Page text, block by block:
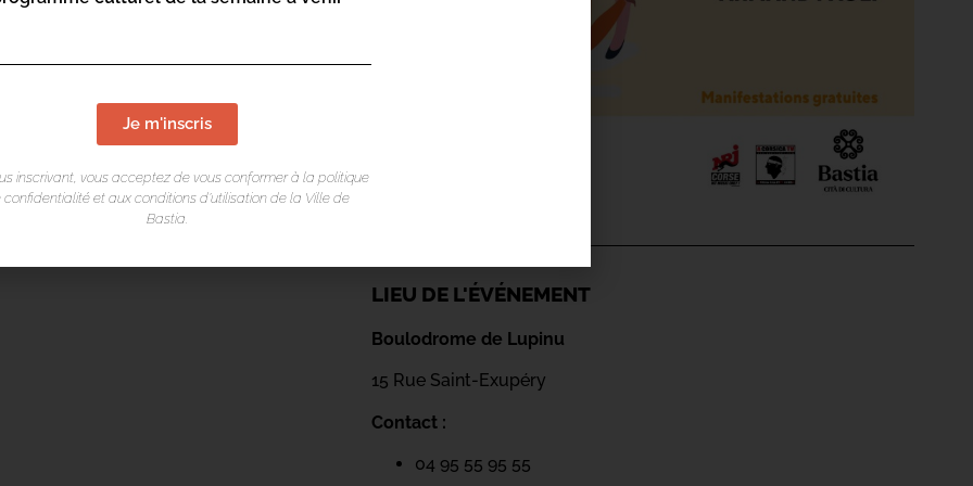
LIEU DE L'ÉVÉNEMENT
Boulodrome de Lupinu
15 Rue Saint-Exupéry
Contact :
04 95 55 95 55
Je m'inscris
inscrivant, vous acceptez de vous conformer à la politique
confidentialité et aux conditions d’utilisation de la Ville de
Bastia.